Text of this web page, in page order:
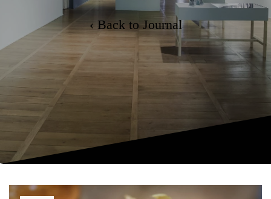
‹ Back to Journal